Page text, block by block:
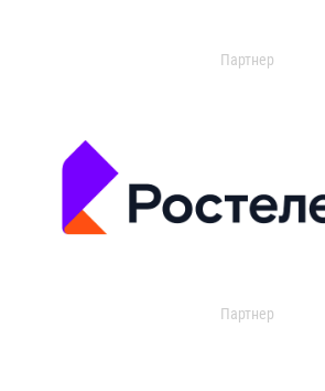
Партнер
Партнер